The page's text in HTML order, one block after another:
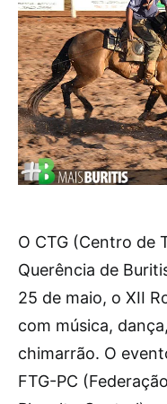
O CTG (Centro de
Querência de
25 de maio, o XII
com música,
chimarrão. O
FTG-PC